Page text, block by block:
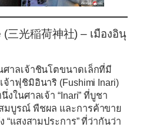
(三光稲荷神社) – เมืองอินุ
ศาลเจ้าชินโตขนาดเล็กที่มี
จ้าฟุชิมิอินาริ (Fushimi Inari)
งในศาลเจ้า “Inari” ที่บูชา
มบูรณ์ พืชผล และการค้าขาย
“แสงสามประการ” ที่ว่ากันว่า